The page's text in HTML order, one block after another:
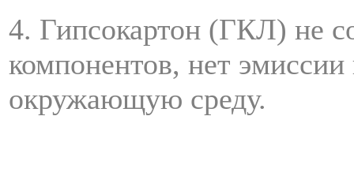
4. Гипсокартон (ГКЛ) не
компонентов, нет
окружающую среду.